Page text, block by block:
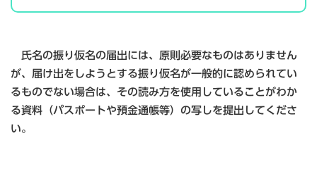
氏名の振り仮名の届出には、原則必要なものはありません
が、届け出をしようとする振り仮名が一般的に認められてい
るものでない場合は、その読み方を使用していることがわか
る資料（パスポートや預金通帳等）の写しを提出してくださ
い。